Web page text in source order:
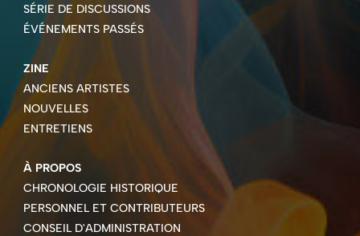
SÉRIE DE DISCUSSIONS
ÉVÉNEMENTS PASSÉS
ZINE
ANCIENS ARTISTES
NOUVELLES
ENTRETIENS
À PROPOS
CHRONOLOGIE HISTORIQUE
PERSONNEL ET CONTRIBUTEURS
CONSEIL D'ADMINISTRATION